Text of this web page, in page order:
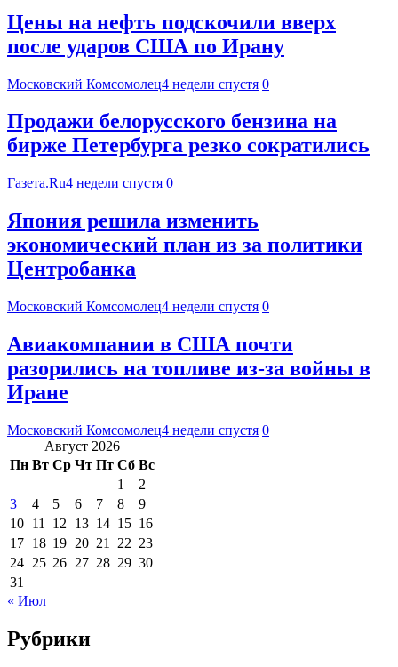
Цены на нефть подскочили вверх
после ударов США по Ирану
Московский Комсомолец4 недели спустя 0
Продажи белорусского бензина на
бирже Петербурга резко сократились
Газета.Ru4 недели спустя 0
Япония решила изменить
экономический план из за политики
Центробанка
Московский Комсомолец4 недели спустя 0
Авиакомпании в США почти
разорились на топливе из-за войны в
Иране
Московский Комсомолец4 недели спустя 0
Август 2026
Пн Вт Ср Чт Пт Сб Вс
1
2
3
4 5 6 7 8
9
10 11 12 13 14 15 16
17 18 19 20 21 22 23
24 25 26 27 28 29 30
31
« Июл
Рубрики